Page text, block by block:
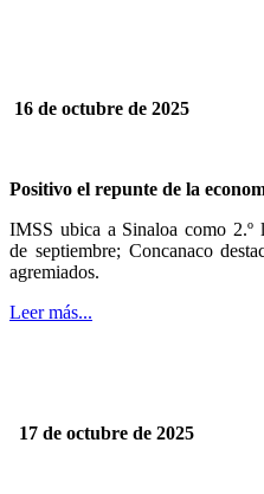
16 de octubre de 2025
Positivo el repunte de la
IMSS ubica a Sinaloa como 2.º
de septiembre; Concanaco
agremiados.
Leer más...
17 de octubre de 2025